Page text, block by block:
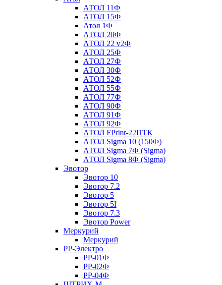
АТОЛ 11Ф
АТОЛ 15Ф
Атол 1Ф
АТОЛ 20Ф
АТОЛ 22 v2Ф
АТОЛ 25Ф
АТОЛ 27Ф
АТОЛ 30Ф
АТОЛ 52Ф
АТОЛ 55Ф
АТОЛ 77Ф
АТОЛ 90Ф
АТОЛ 91Ф
АТОЛ 92Ф
АТОЛ FPrint-22ПТК
АТОЛ Sigma 10 (150Ф)
АТОЛ Sigma 7Ф (Sigma)
АТОЛ Sigma 8Ф (Sigma)
Эвотор
Эвотор 10
Эвотор 7.2
Эвотор 5
Эвотор 5I
Эвотор 7.3
Эвотор Power
Меркурий
Меркурий
РР-Электро
РР-01Ф
РР-02Ф
РР-04Ф